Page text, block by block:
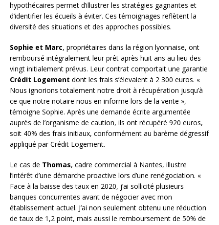
hypothécaires permet d’illustrer les stratégies gagnantes et
d’identifier les écueils à éviter. Ces témoignages reflètent la
diversité des situations et des approches possibles.
Sophie et Marc, propriétaires dans la région lyonnaise, ont
remboursé intégralement leur prêt après huit ans au lieu des
vingt initialement prévus. Leur contrat comportait une garantie
Crédit Logement dont les frais s’élevaient à 2 300 euros. «
Nous ignorions totalement notre droit à récupération jusqu’à
ce que notre notaire nous en informe lors de la vente »,
témoigne Sophie. Après une demande écrite argumentée
auprès de l’organisme de caution, ils ont récupéré 920 euros,
soit 40% des frais initiaux, conformément au barème dégressif
appliqué par Crédit Logement.
Le cas de Thomas, cadre commercial à Nantes, illustre
l’intérêt d’une démarche proactive lors d’une renégociation. «
Face à la baisse des taux en 2020, j’ai sollicité plusieurs
banques concurrentes avant de négocier avec mon
établissement actuel. J’ai non seulement obtenu une réduction
de taux de 1,2 point, mais aussi le remboursement de 50% de